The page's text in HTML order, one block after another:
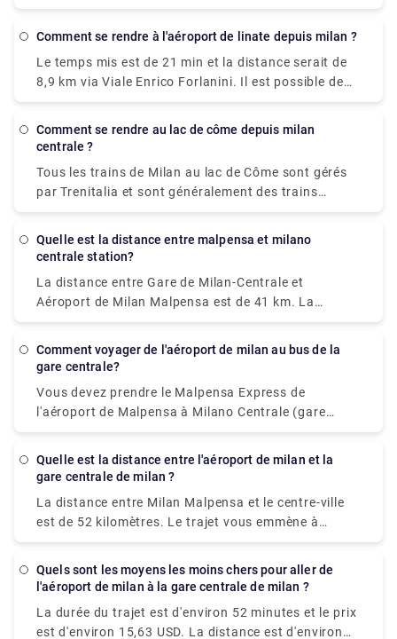
pour se rendre de Gare de Milan-Centrale à
ligne 3 du métro, ce qui vous prendra environ 15 min
et vous coûtera seulement 2 €. La durée du trajet
entre la gare centrale de Milan et la gare Duomo
(métro de Milan) est d'environ 11 min et couvre une
distance d'environ 3 km.
Comment se rendre à l'aéroport de linate depuis milan ?
Le temps mis est de 21 min et la distance serait de
8,9 km via Viale Enrico Forlanini. Il est possible de
rejoindre l'aéroport de Milan Linate en train en
directement reliée à l'aéroport par la ligne de bus
minutes). L'aéroport de Linate n'a pas sa propre
gare à l'intérieur du bâtiment, la gare la plus proche
Comment se rendre au lac de côme depuis milan
centrale ?
Tous les trains de Milan au lac de Côme sont gérés
par Trenitalia et sont généralement des trains
directs. ils partent de la gare Milano Centrale ou
San Giovanni. Cela peut vous prendre aussi peu que
Côme avec les services les plus rapides.
Quelle est la distance entre malpensa et milano
centrale station?
La distance entre Gare de Milan-Centrale et
Aéroport de Milan Malpensa est de 41 km. La
distance routière est de 49,9 km.
Comment voyager de l'aéroport de milan au bus de la
gare centrale?
Vous devez prendre le Malpensa Express de
l'aéroport de Malpensa à Milano Centrale (gare
principale). La gare est située dans le Terminal 1 au
navette gratuite relie le Terminal 1 au Terminal 2
Quelle est la distance entre l'aéroport de milan et la
gare centrale de milan ?
La distance entre Milan Malpensa et le centre-ville
est de 52 kilomètres. Le trajet vous emmène à
environ 50 minutes en train et en taxi 40 minutes. Le
Malpensa au centre-ville est le bus de 8 à 10 € et le
rejoindre la gare centrale de Milan.
Quels sont les moyens les moins chers pour aller de
l'aéroport de milan à la gare centrale de milan ?
La durée du trajet est d'environ 52 minutes et le prix
est d'environ 15,63 USD. La distance est d'environ